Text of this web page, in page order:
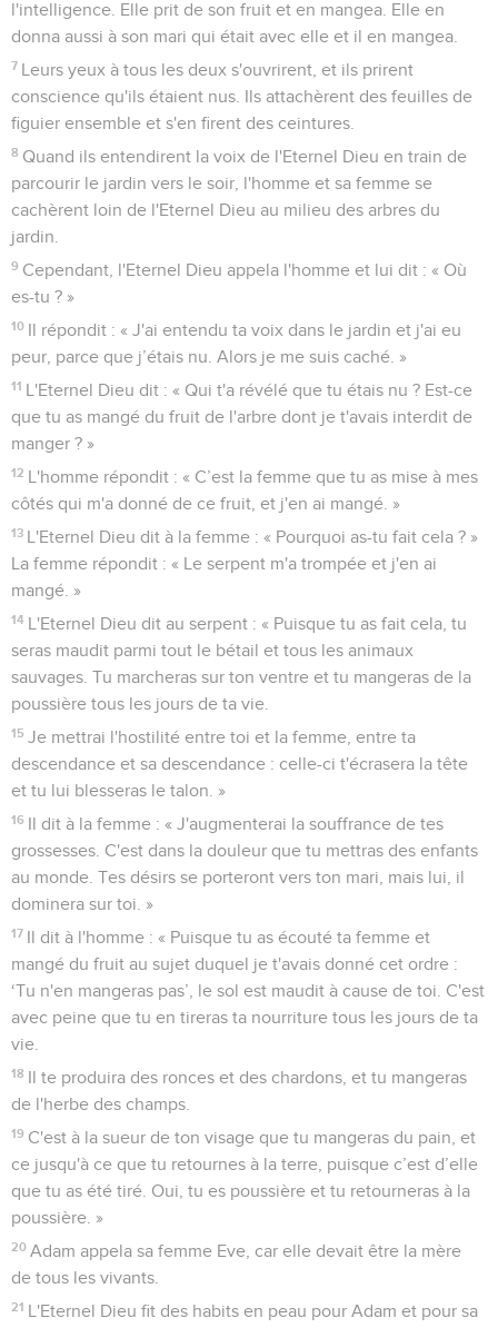
l'intelligence. Elle prit de son fruit et en mangea. Elle en
donna aussi à son mari qui était avec elle et il en mangea.
7
Leurs yeux à tous les deux s'ouvrirent, et ils prirent
conscience qu'ils étaient nus. Ils attachèrent des feuilles de
figuier ensemble et s'en firent des ceintures.
8 Quand ils entendirent la voix de l'Eternel Dieu en train de
parcourir le jardin vers le soir, l'homme et sa femme se
cachèrent loin de l'Eternel Dieu au milieu des arbres du
jardin.
9 Cependant, l'Eternel Dieu appela l'homme et lui dit : « Où
es-tu ? »
10
Il répondit : « J'ai entendu ta voix dans le jardin et j'ai eu
peur, parce que j’étais nu. Alors je me suis caché. »
11
L'Eternel Dieu dit : « Qui t'a révélé que tu étais nu ? Est-ce
que tu as mangé du fruit de l'arbre dont je t'avais interdit de
manger ? »
12
L'homme répondit : « C’est la femme que tu as mise à mes
côtés qui m'a donné de ce fruit, et j'en ai mangé. »
13
L'Eternel Dieu dit à la femme : « Pourquoi as-tu fait cela ? »
La femme répondit : « Le serpent m'a trompée et j'en ai
mangé. »
14
L'Eternel Dieu dit au serpent : « Puisque tu as fait cela, tu
seras maudit parmi tout le bétail et tous les animaux
sauvages. Tu marcheras sur ton ventre et tu mangeras de la
poussière tous les jours de ta vie.
15 Je mettrai l'hostilité entre toi et la femme, entre ta
descendance et sa descendance : celle-ci t'écrasera la tête
et tu lui blesseras le talon. »
16
Il dit à la femme : « J'augmenterai la souffrance de tes
grossesses. C'est dans la douleur que tu mettras des enfants
au monde. Tes désirs se porteront vers ton mari, mais lui, il
dominera sur toi. »
17
Il dit à l'homme : « Puisque tu as écouté ta femme et
mangé du fruit au sujet duquel je t'avais donné cet ordre :
‘Tu n'en mangeras pas’, le sol est maudit à cause de toi. C'est
avec peine que tu en tireras ta nourriture tous les jours de ta
vie.
18
Il te produira des ronces et des chardons, et tu mangeras
de l'herbe des champs.
19 C'est à la sueur de ton visage que tu mangeras du pain, et
ce jusqu'à ce que tu retournes à la terre, puisque c’est d’elle
que tu as été tiré. Oui, tu es poussière et tu retourneras à la
poussière. »
20 Adam appela sa femme Eve, car elle devait être la mère
de tous les vivants.
21
L'Eternel Dieu fit des habits en peau pour Adam et pour sa